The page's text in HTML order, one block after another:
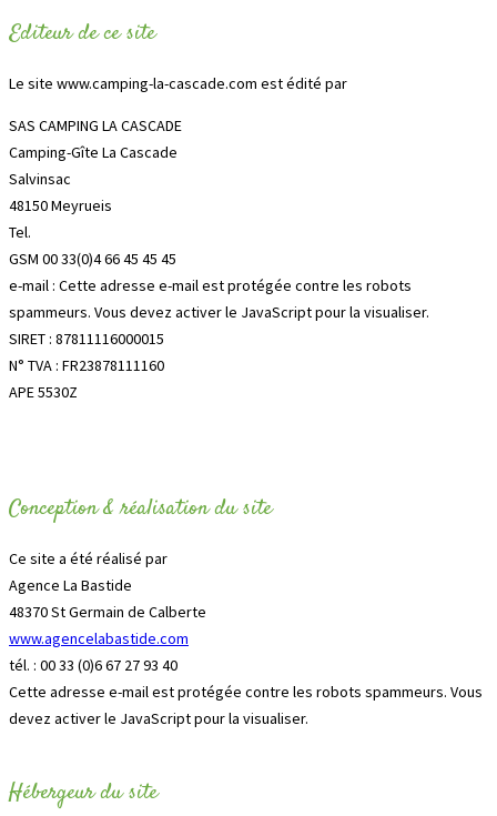
Editeur de ce site
Le site www.camping-la-cascade.com est édité par
SAS CAMPING LA CASCADE
Camping-Gîte La Cascade
Salvinsac
48150 Meyrueis
Tel.
GSM 00 33(0)4 66 45 45 45
e-mail : Cette adresse e-mail est protégée contre les robots
spammeurs. Vous devez activer le JavaScript pour la visualiser.
SIRET : 87811116000015
N° TVA : FR23878111160
APE 5530Z
Conception & réalisation du site
Ce site a été réalisé par
Agence La Bastide
48370 St Germain de Calberte
www.agencelabastide.com
tél. : 00 33 (0)6 67 27 93 40
Cette adresse e-mail est protégée contre les robots spammeurs. Vous
devez activer le JavaScript pour la visualiser.
Hébergeur du site